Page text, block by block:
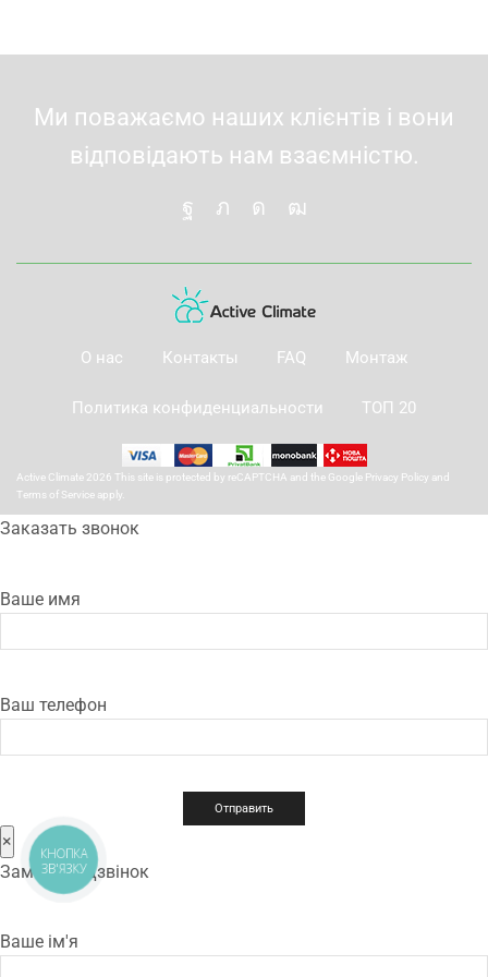
Ми поважаємо наших клієнтів і вони
відповідають нам взаємністю.
О нас Контакты FAQ Монтаж
Политика конфиденциальности ТОП 20
Active Climate 2026 This site is protected by reCAPTCHA and the Google Privacy Policy and
Terms of Service apply.
Заказать звонок
Ваше имя
Ваш телефон
×
Замовити дзвінок
Ваше ім'я
КНОПКА
ЗВ'ЯЗКУ